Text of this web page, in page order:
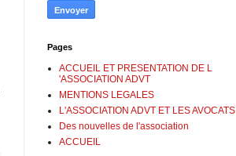
Pages
ACCUEIL ET PRESENTATION DE L
'ASSOCIATION ADVT
MENTIONS LEGALES
L'ASSOCIATION ADVT ET LES AVOCATS
Des nouvelles de l'association
ACCUEIL